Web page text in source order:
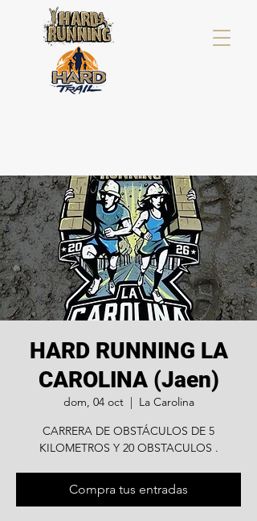
HARD RUNNING LA
CAROLINA (Jaen)
dom, 04 oct
  |
La Carolina
CARRERA DE OBSTÁCULOS DE 5
KILOMETROS Y 20 OBSTACULOS .
Compra tus entradas